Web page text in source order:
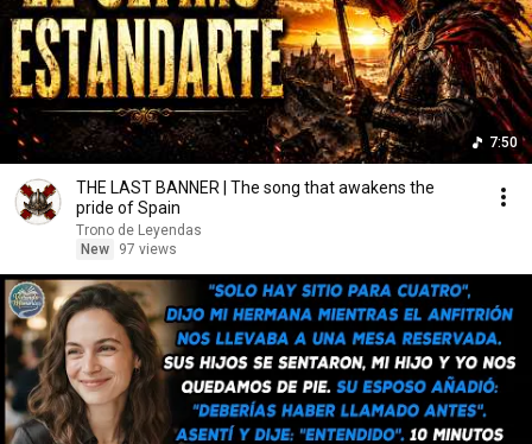
7:50
THE LAST BANNER | The song that awakens the
pride of Spain
Trono de Leyendas
New
97 views